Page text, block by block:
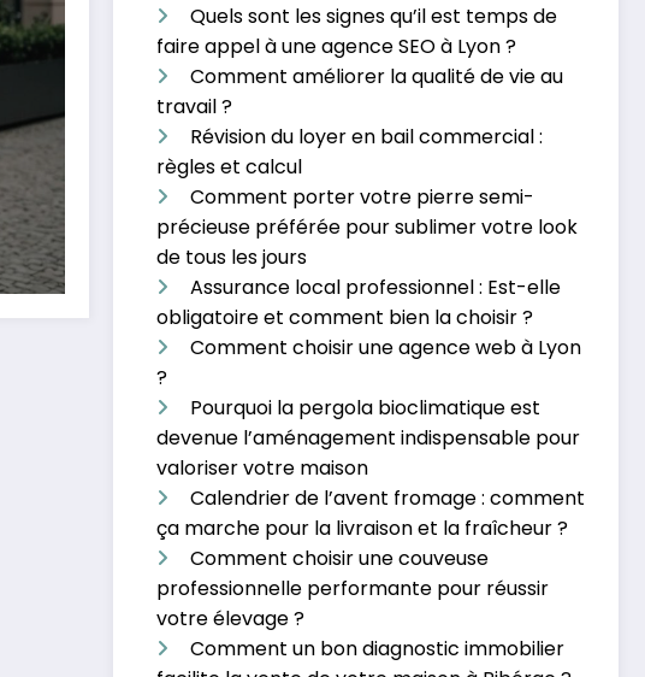
Quels sont les signes qu’il est temps de
faire appel à une agence SEO à Lyon ?
Comment améliorer la qualité de vie au
travail ?
Révision du loyer en bail commercial :
règles et calcul
Comment porter votre pierre semi-
précieuse préférée pour sublimer votre look
de tous les jours
Assurance local professionnel : Est-elle
obligatoire et comment bien la choisir ?
Comment choisir une agence web à Lyon
?
Pourquoi la pergola bioclimatique est
devenue l’aménagement indispensable pour
valoriser votre maison
Calendrier de l’avent fromage : comment
ça marche pour la livraison et la fraîcheur ?
Comment choisir une couveuse
professionnelle performante pour réussir
votre élevage ?
Comment un bon diagnostic immobilier